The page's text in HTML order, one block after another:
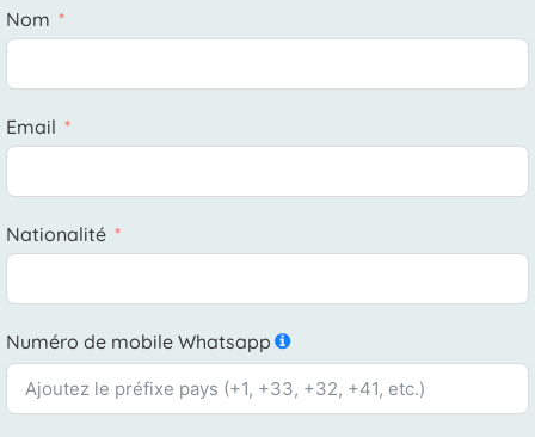
Nom
Email
Nationalité
Numéro de mobile Whatsapp